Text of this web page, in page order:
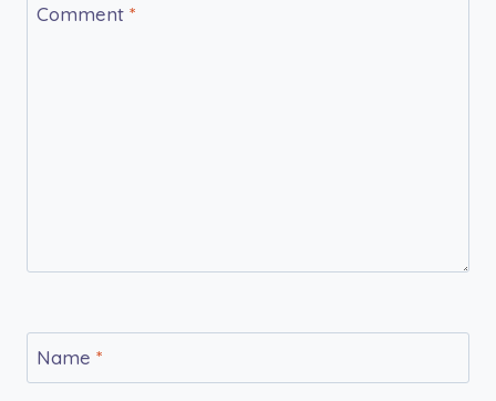
Comment *
Name *